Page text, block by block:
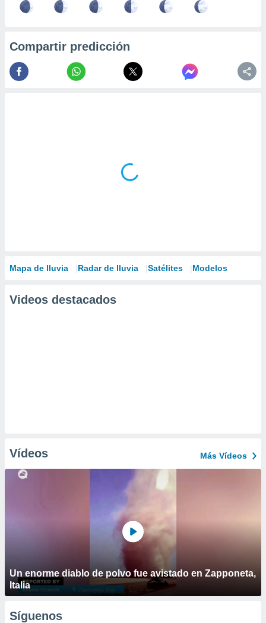
Compartir predicción
Mapa de lluvia Radar de lluvia Satélites Modelos
Videos destacados
Vídeos Más Vídeos
Un enorme diablo de polvo fue avistado en Zapponeta,
Italia
Síguenos